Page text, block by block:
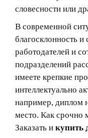
словесности или
В современной
благосклонность и
работодателей и
подразделений
имеете крепкие
интеллектуально
например, диплом
место. Как срочно
Заказать и купить